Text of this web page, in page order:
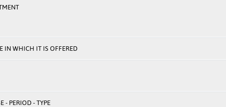
IN WHICH IT IS OFFERED
- PERIOD - TYPE